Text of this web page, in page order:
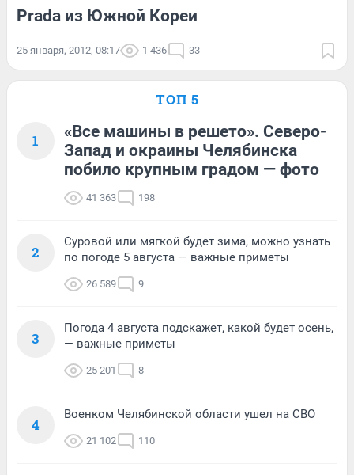
Prada из Южной Кореи
25 января, 2012, 08:17 1 436 33
ТОП 5
1
«Все машины в решето». Северо-
Запад и окраины Челябинска
побило крупным градом — фото
41 363 198
2
Суровой или мягкой будет зима, можно узнать
по погоде 5 августа — важные приметы
26 589 9
3
Погода 4 августа подскажет, какой будет осень,
— важные приметы
25 201 8
4
Военком Челябинской области ушел на СВО
21 102 110